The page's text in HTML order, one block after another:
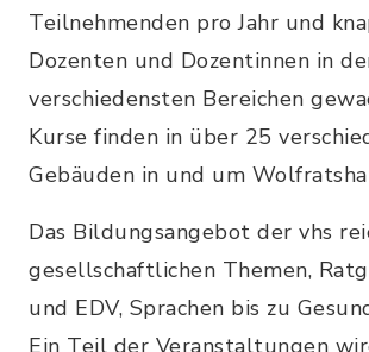
Teilnehmenden pro Jahr und
Dozenten und Dozentinnen in
verschiedensten Bereichen
Kurse finden in über 25
Gebäuden in und um
Das Bildungsangebot der vhs
gesellschaftlichen Themen,
und EDV, Sprachen bis zu
Ein Teil der Veranstaltungen